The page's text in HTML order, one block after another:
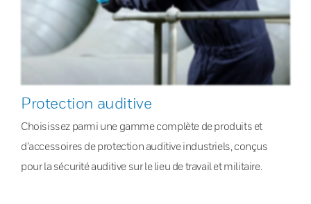
Protection auditive
Choisissez parmi une gamme complète de produits et
d’accessoires de protection auditive industriels, conçus
pour la sécurité auditive sur le lieu de travail et militaire.